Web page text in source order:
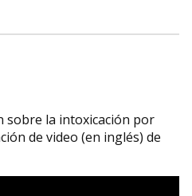
sobre la intoxicación por
de video (en inglés) de